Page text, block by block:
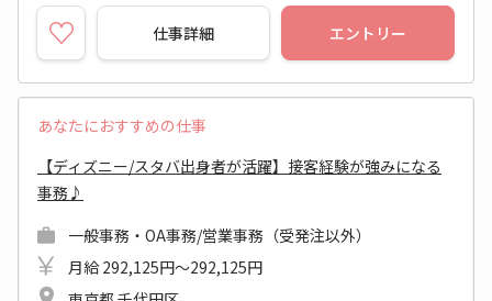
仕事詳細 エントリー
あなたにおすすめの仕事
【ディズニー/スタバ出身者が活躍】接客経験が強みになる
事務♪
一般事務・OA事務/営業事務（受発注以外）
月給 292,125円～292,125円